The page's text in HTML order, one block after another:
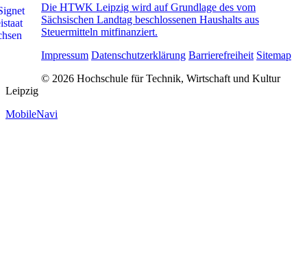
Die HTWK Leipzig wird auf Grundlage des vom
Sächsischen Landtag beschlossenen Haushalts aus
Steuermitteln mitfinanziert.
Impressum Datenschutzerklärung Barrierefreiheit Sitemap
© 2026 Hochschule für Technik, Wirtschaft und Kultur
Leipzig
MobileNavi